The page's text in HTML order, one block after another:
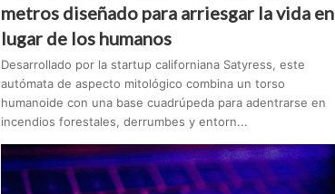
metros diseñado para arriesgar la vida en
lugar de los humanos
Desarrollado por la startup californiana Satyress, este
autómata de aspecto mitológico combina un torso
humanoide con una base cuadrúpeda para adentrarse en
incendios forestales, derrumbes y entorn...